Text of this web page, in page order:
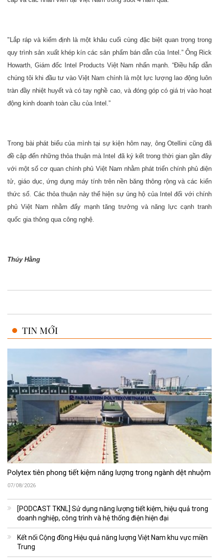
"Lắp ráp và kiểm định là một khâu cuối cùng đặc biệt quan trọng trong
quy trình sản xuất khép kín các sản phẩm bán dẫn của Intel.” Ông Rick
Howarth, Giám đốc Intel Products Việt Nam nhấn mạnh. “Điều hấp dẫn
chúng tôi khi đầu tư vào Việt Nam chính là một lực lượng lao động luôn
tràn đầy nhiệt huyết và có tay nghề cao, và đóng góp có giá trị vào hoạt
động kinh doanh toàn cầu của Intel.”
Trong bài phát biểu của mình tại sự kiện hôm nay, ông Otellini cũng đã
đề cập đến những thỏa thuận mà Intel đã ký kết trong thời gian gần đây
với một số cơ quan chính phủ Việt Nam nhằm phát triển chính phủ điện
tử, giáo dục, ứng dụng máy tính trên nền băng thông rộng và các kiến
thức số. Các thỏa thuận này thể hiện sự ủng hộ của Intel đối với chính
phủ Việt Nam nhằm đẩy mạnh tăng trưởng và năng lực cạnh tranh
quốc gia thông qua công nghệ.
Thúy Hằng
TIN MỚI
Polytex tiên phong tiết kiệm năng lượng trong ngành dệt nhuộm
07/08/2026
[PODCAST TKNL] Sử dụng năng lượng tiết kiệm, hiệu quả trong
doanh nghiệp, công trình và hệ thống điện hiện đại
Kết nối Cộng đồng Hiệu quả năng lượng Việt Nam khu vực miền
Trung